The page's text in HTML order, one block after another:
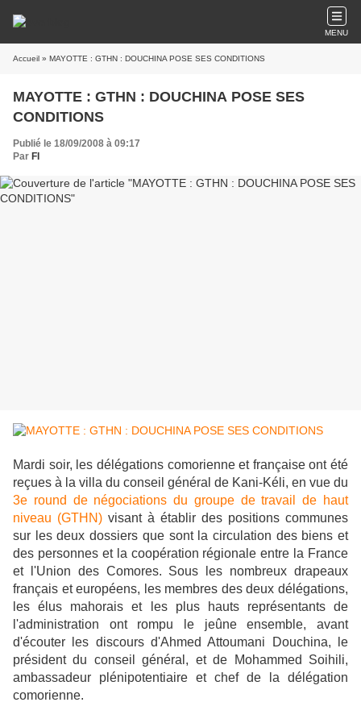
MENU
Accueil » MAYOTTE : GTHN : DOUCHINA POSE SES CONDITIONS
MAYOTTE : GTHN : DOUCHINA POSE SES
CONDITIONS
Publié le 18/09/2008 à 09:17
Par FI
Mardi soir, les délégations comorienne et française ont été
reçues à la villa du conseil général de Kani-Kéli, en vue du
3e round de négociations du groupe de travail de haut
niveau (GTHN) visant à établir des positions communes
sur les deux dossiers que sont la circulation des biens et
des personnes et la coopération régionale entre la France
et l'Union des Comores. Sous les nombreux drapeaux
français et européens, les membres des deux délégations,
les élus mahorais et les plus hauts représentants de
l'administration ont rompu le jeûne ensemble, avant
d'écouter les discours d'Ahmed Attoumani Douchina, le
président du conseil général, et de Mohammed Soihili,
ambassadeur plénipotentiaire et chef de la délégation
comorienne.